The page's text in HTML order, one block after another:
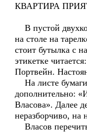
КВАРТИРА
В пустой
на столе на
стоит бутылка с
этикетке
Портвейн.
На листе
дополнительно:
Власова». Далее
неразборчиво, на
Власов